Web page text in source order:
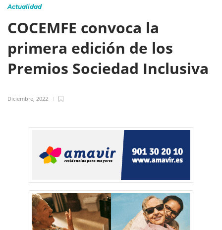
Actualidad
COCEMFE convoca la
primera edición de los
Premios Sociedad Inclusiva
Diciembre, 2022